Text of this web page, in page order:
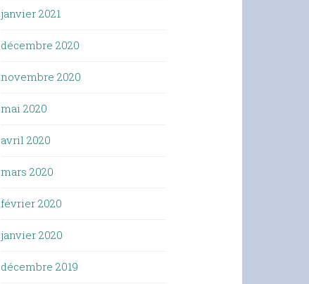
janvier 2021
décembre 2020
novembre 2020
mai 2020
avril 2020
mars 2020
février 2020
janvier 2020
décembre 2019